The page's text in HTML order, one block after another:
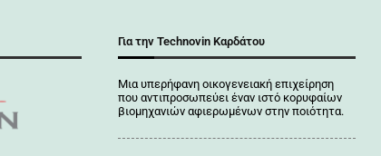
Για την Technovin Καρδάτου
Μια υπερήφανη οικογενειακή επιχείρηση
που αντιπροσωπεύει έναν ιστό κορυφαίων
βιομηχανιών αφιερωμένων στην ποιότητα.